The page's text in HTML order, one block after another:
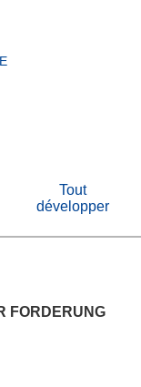
Tout
développer
FORDERUNG